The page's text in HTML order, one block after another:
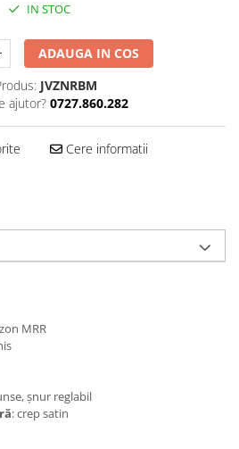
IN STOC
ADAUGA IN COS
JVZNRBM
ajutor? 0727.860.282
Cere informatii
MRR
șnur reglabil
: crep satin